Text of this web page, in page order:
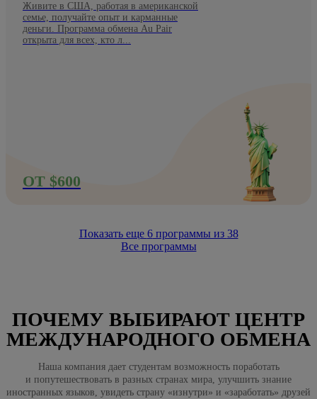
Живите в США, работая в американской
семье, получайте опыт и карманные
деньги. Программа обмена Au Pair
открыта для всех, кто л...
ОТ $600
Показать еще 6программы из 38
Все программы
ПОЧЕМУ ВЫБИРАЮТ ЦЕНТР
МЕЖДУНАРОДНОГО ОБМЕНА
Наша компания дает студентам возможность поработать
и попутешествовать в разных странах мира, улучшить знание
иностранных языков, увидеть страну «изнутри» и «заработать» друзей